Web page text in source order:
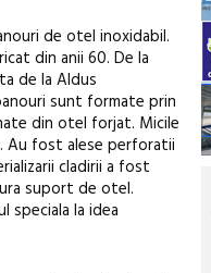
de otel inoxidabil.
din anii 60. De la
de la Aldus
sunt formate prin
din otel forjat. Micile
Au fost alese perforatii
cladirii a fost
suport de otel.
speciala la idea